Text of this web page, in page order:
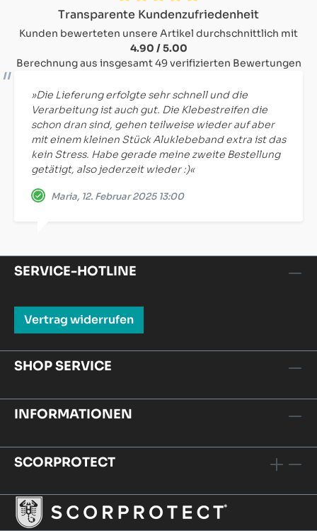
Durchschnittliche Bewertung von 4.9 von 5 Sternen
Transparente Kundenzufriedenheit
Kunden bewerteten unsere Artikel durchschnittlich mit
4.90 / 5.00
Berechnung aus insgesamt 49 verifizierten Bewertungen
»Die Lieferung erfolgte sehr schnell und die
Verarbeitung ist auch gut. Die Klebestreifen die
schon dran sind, gehen teilweise wieder auf aber
mit einem kleinen Stück Aluklebeband extra ist das
kein Stress. Habe gerade meine zweite Bestellung
getätigt, also jederzeit wieder :)«
Maria, 12. Februar 2025 13:00
SERVICE-HOTLINE
Vertrag widerrufen
SHOP SERVICE
INFORMATIONEN
SCORPROTECT